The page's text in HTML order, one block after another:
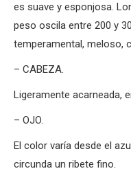
es suave y esponjosa.
peso oscila entre 200 y
temperamental, meloso,
– CABEZA.
Ligeramente acarneada,
– OJO.
El color varía desde el
circunda un ribete fino.